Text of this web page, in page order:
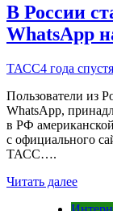
В России
WhatsApp
ТАСС4 года спустя
Пользователи из
WhatsApp,
в РФ
с официального
ТАСС….
Читать далее